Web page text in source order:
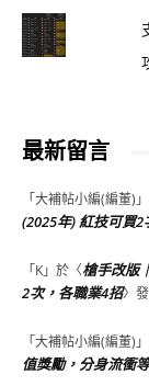
最新留言
「大補帖小編(編董)
(2025年) 紅技可買
「 K」於〈槍手改版
2次，各職業4招〉
「大補帖小編(編董)
值獎勵，分身流衝